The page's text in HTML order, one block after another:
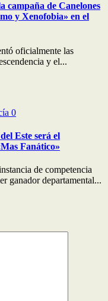
campaña de Canelones
y Xenofobia» en el
oficialmente las
y el...
0
Este será el
Fanático»
de competencia
ganador departamental...